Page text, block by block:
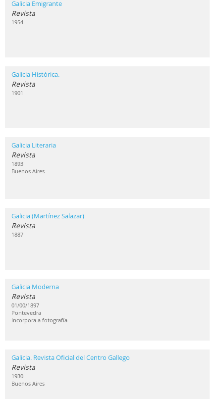
Galicia Emigrante
Revista
1954
Galicia Histórica.
Revista
1901
Galicia Literaria
Revista
1893
Buenos Aires
Galicia (Martínez Salazar)
Revista
1887
Galicia Moderna
Revista
01/00/1897
Pontevedra
Incorpora a fotografía
Galicia. Revista Oficial del Centro Gallego
Revista
1930
Buenos Aires